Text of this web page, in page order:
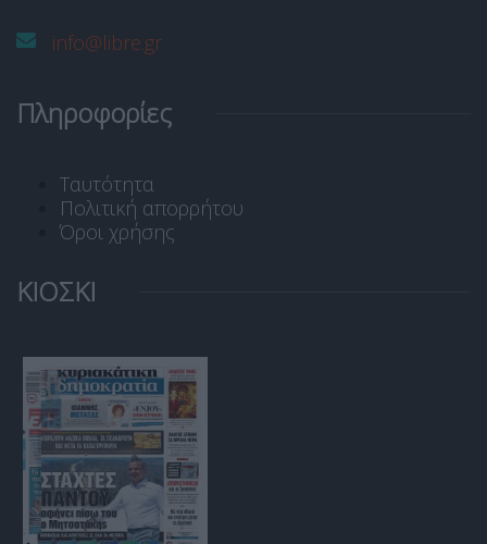
info@libre.gr
Πληροφορίες
Ταυτότητα
Πολιτική απορρήτου
Όροι χρήσης
ΚΙΟΣΚΙ